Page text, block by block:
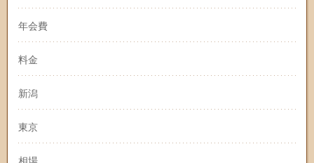
年会費
料金
新潟
東京